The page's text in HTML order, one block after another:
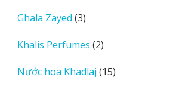
Ghala Zayed 33
phẩm
Khalis Perfumes 22
phẩm
Nước hoa Khadlaj 1515